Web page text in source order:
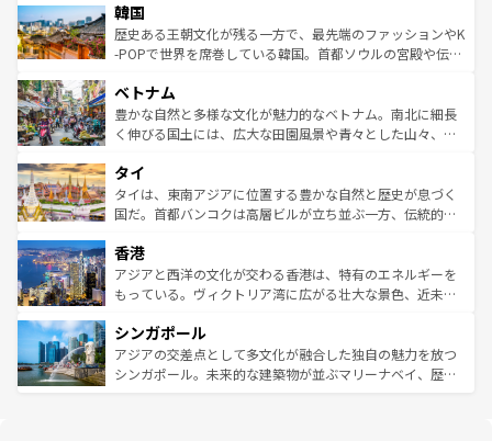
ワイを、存分に味わってほしい。 なお、新着のハワイ情報
はコンテンツ一覧を参照してほしい。
いる。アクティビティも充実しており、サーフィンやダイ
ビング、ハイキングなど、アウトドア好きにはたまらな
い。オーストラリアの多彩な魅力を存分に味わいつくそ
参照してほしい。
ン）、静ひつな山岳地帯である台湾東部など、都市の喧騒
と山間の静けさが共存しており、訪れる人に新しい発見と
驚きをもたらしてくれる。また、奥深い台湾の食文化も魅
容にもいいと評判のスイーツなど、バラエティ豊かな料理
が味わえる。 なお、新着の台湾情報は コンテンツ一覧を参
照してほしい。
韓国
歴史ある王朝文化が残る一方で、最先端のファッションやK
-POPで世界を席巻している韓国。首都ソウルの宮殿や伝統
き、地方に足を延ばせば四季折々の自然美を楽しむことが
できる。そして、キムチや焼肉、絶品のストリートフード
まで、さまざまな韓国料理が待っている。夜には、韓国な
リティに包まれながら、韓国の多彩な魅力を心ゆくまで味
わってみてほしい。 なお、新着の韓国情報はコンテンツ一
覧を参照してほしい。
ベトナム
豊かな自然と多様な文化が魅力的なベトナム。南北に細長
く伸びる国土には、広大な田園風景や青々とした山々、世
急速な発展と共に伝統が息づく。ハノイの古い町並みやホ
ーチミン市のフランス統治時代の建物も、独特の雰囲気を
醸し出している。また、バラエティの豊かさとおいしさで
とつ。フォーやバインミー、ベトナムコーヒーなどは、ぜ
ひ現地で味わいたい。どの地域を訪れてもあたたかい人々
が旅行者を迎えてくれるので、きっと忘れられない旅にな
参照してほしい。
タイ
タイは、東南アジアに位置する豊かな自然と歴史が息づく
国だ。首都バンコクは高層ビルが立ち並ぶ一方、伝統的な
の活気が交差している。北部ではチェンマイなどの山岳地
帯で自然と触れ合い、南部ではプーケットやクラビの美し
いビーチでリゾート気分を楽しむことができる。タイ料理
激する。気候は一年中温暖で、どの季節にも異なる楽しみ
が待っている。親しみやすいタイの人々、仏教を中心とし
た文化、そして多様な観光資源が、訪れる旅人を魅了し続
香港
アジアと西洋の文化が交わる香港は、特有のエネルギーを
もっている。ヴィクトリア湾に広がる壮大な景色、近未来
み、どこを訪れても感動するはず。観光スポットが密集し
ており、効率よく見どころを回れるのも魅力。息をのむよ
うな絶景から文化的な体験まで、香港を存分に楽しみ尽く
シンガポール
アジアの交差点として多文化が融合した独自の魅力を放つ
シンガポール。未来的な建築物が並ぶマリーナベイ、歴史